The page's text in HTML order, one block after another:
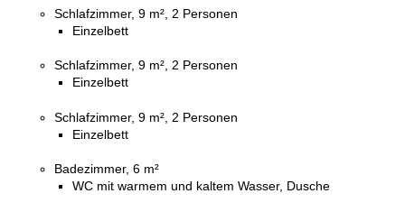
Schlafzimmer, 9 m², 2 Personen
Einzelbett
Schlafzimmer, 9 m², 2 Personen
Einzelbett
Schlafzimmer, 9 m², 2 Personen
Einzelbett
Badezimmer, 6 m²
WC mit warmem und kaltem Wasser, Dusche